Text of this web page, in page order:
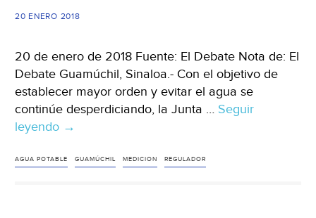
20 ENERO 2018
20 de enero de 2018 Fuente: El Debate Nota de: El
Debate Guamúchil, Sinaloa.- Con el objetivo de
establecer mayor orden y evitar el agua se
continúe desperdiciando, la Junta … Seguir
leyendo Sinaloa:
la
→
AGUA POTABLE GUAMÚCHIL MEDICION REGULADOR